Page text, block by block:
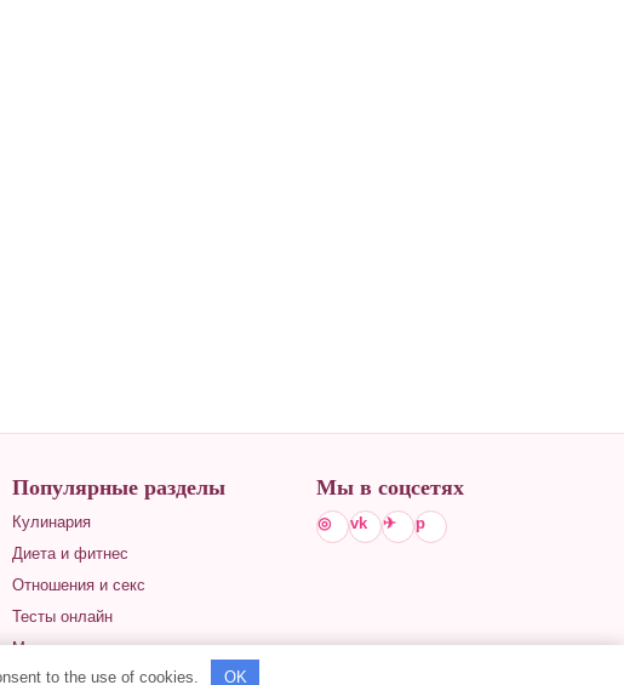
Популярные разделы
Кулинария
Диета и фитнес
Отношения и секс
Тесты онлайн
Магия
Мы в соцсетях
◎ vk ✈ p
to the use of cookies. OK